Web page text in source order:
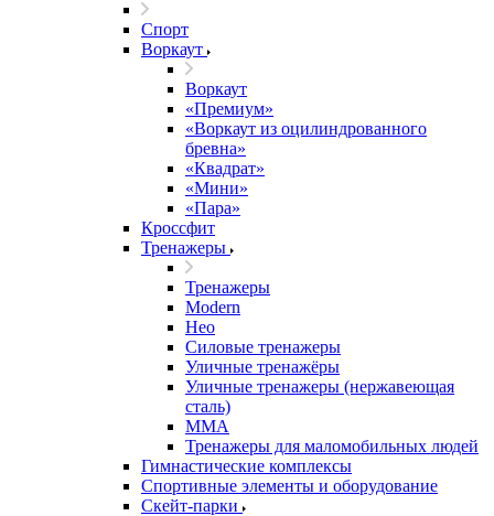
Спорт
Воркаут
Воркаут
«Премиум»
«Воркаут из оцилиндрованного
бревна»
«Квадрат»
«Мини»
«Пара»
Кроссфит
Тренажеры
Тренажеры
Modern
Нео
Силовые тренажеры
Уличные тренажёры
Уличные тренажеры (нержавеющая
сталь)
ММА
Тренажеры для маломобильных людей
Гимнастические комплексы
Спортивные элементы и оборудование
Скейт-парки